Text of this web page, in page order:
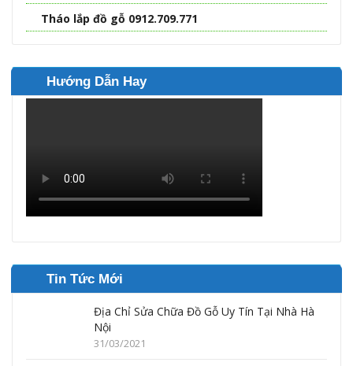
Tháo lắp đồ gỗ 0912.709.771
Hướng Dẫn Hay
Tin Tức Mới
Địa Chỉ Sửa Chữa Đồ Gỗ Uy Tín Tại Nhà Hà
Nội
31/03/2021